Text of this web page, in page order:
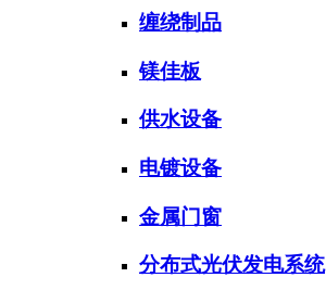
缠绕制品
镁佳板
供水设备
电镀设备
金属门窗
分布式光伏发电系统